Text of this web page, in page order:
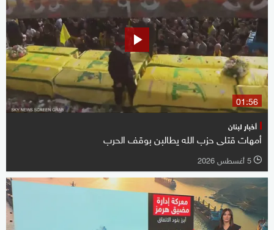
01:56
أخبار لبنان
أمهات قتلى حزب الله يطالبن بوقف الحرب
l 5 أغسطس 2026